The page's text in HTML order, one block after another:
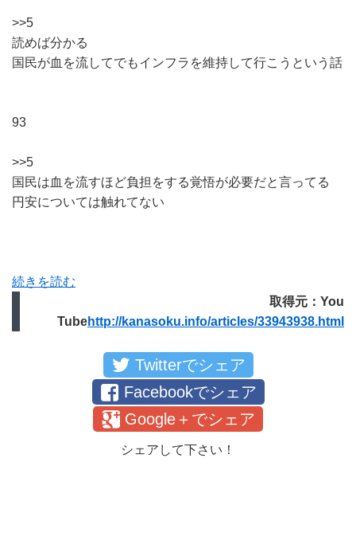
>>5
読めば分かる
国民が血を流してでもインフラを維持して行こうという話
93
>>5
国民は血を流すほど負担をする覚悟が必要だと言ってる
円安については触れてない
続きを読む
取得元：You
Tubehttp://kanasoku.info/articles/33943938.html
Twitterでシェア
Facebookでシェア
Google＋でシェア
シェアして下さい！